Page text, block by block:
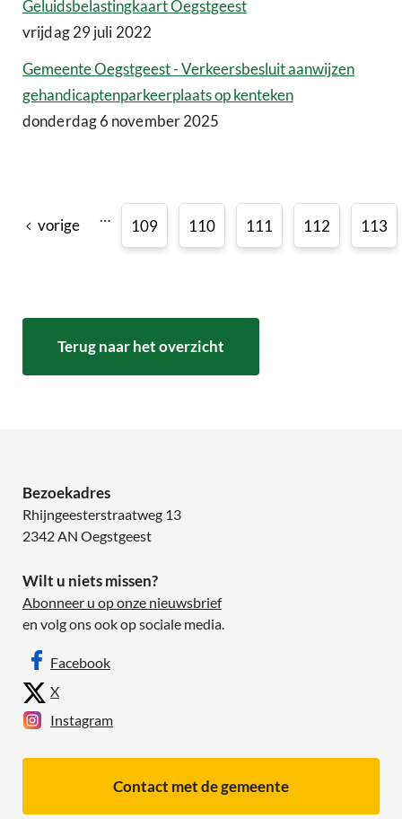
Geluidsbelastingkaart Oegstgeest
vrijdag 29 juli 2022
Gemeente Oegstgeest - Verkeersbesluit aanwijzen
gehandicaptenparkeerplaats op kenteken
donderdag 6 november 2025
vorige …
109 110 111 112 113
Terug naar het overzicht
Bezoekadres
Rhijngeesterstraatweg 13
2342 AN Oegstgeest
Wilt u niets missen?
Abonneer u op onze nieuwsbrief
en volg ons ook op sociale media.
Facebook
X
Instagram
Contact met de gemeente